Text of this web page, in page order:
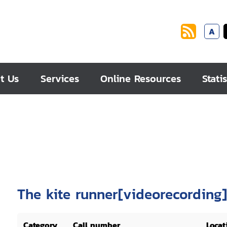
A
Us Services Online Resources
The kite runner[videorecording]